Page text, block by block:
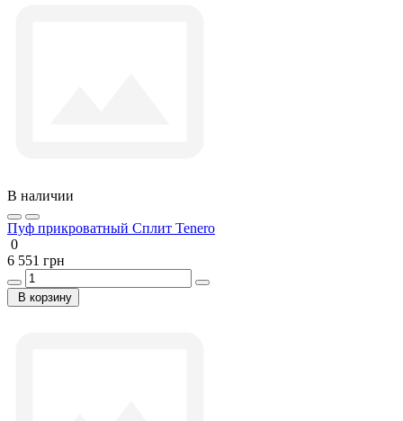
В наличии
Пуф прикроватный Сплит Tenero
0
6 551 грн
В корзину